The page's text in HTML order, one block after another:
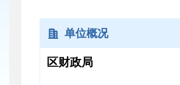
单位概况
区财政局